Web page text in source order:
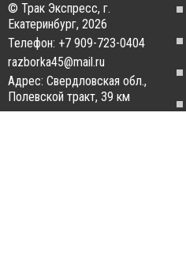
© Трак Экспресс, г.
Екатеринбург, 2026
Телефон: +7 909-723-0404
razborka45@mail.ru
Адрес: Свердловская обл.,
Полевской тракт, 39 км